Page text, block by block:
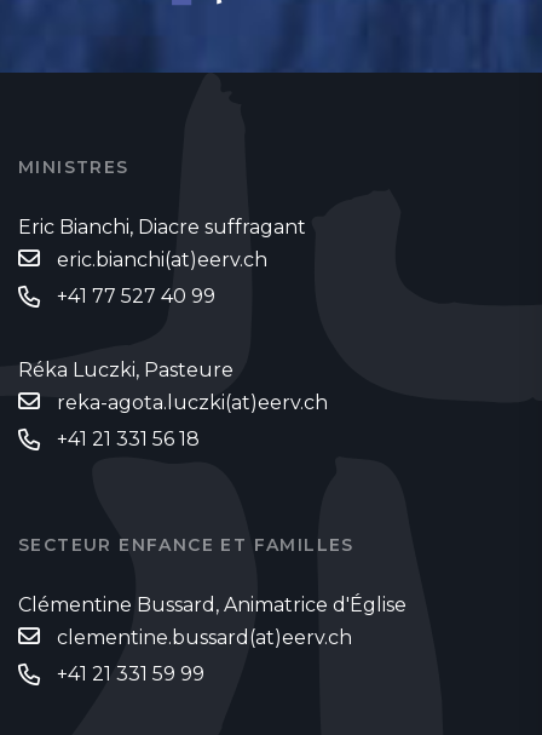
MINISTRES
Eric Bianchi, Diacre suffragant
eric.bianchi(at)eerv.ch
+41 77 527 40 99
Réka Luczki, Pasteure
reka-agota.luczki(at)eerv.ch
+41 21 331 56 18
SECTEUR ENFANCE ET FAMILLES
Clémentine Bussard, Animatrice d'Église
clementine.bussard(at)eerv.ch
+41 21 331 59 99